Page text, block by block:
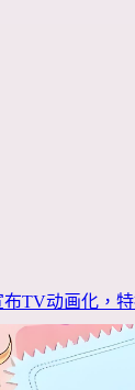
布TV动画化，